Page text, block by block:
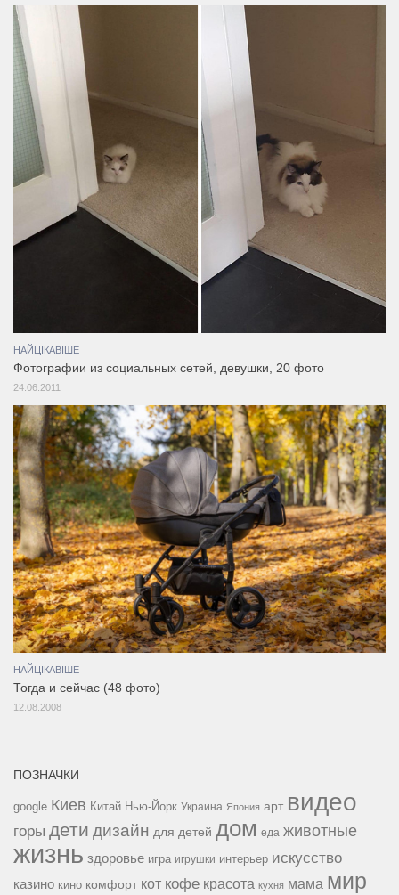
НАЙЦІКАВІШЕ
Фотографии из социальных сетей, девушки, 20 фото
24.06.2011
НАЙЦІКАВІШЕ
Тогда и сейчас (48 фото)
12.08.2008
ПОЗНАЧКИ
google Киев Китай Нью-Йорк Украина Япония арт видео
горы дети дизайн для детей дом еда животные
жизнь здоровье игра игрушки интерьер искусство
казино кино комфорт кот кофе красота кухня мама мир